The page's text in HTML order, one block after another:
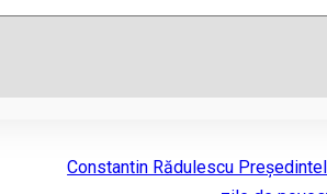
Constantin Rădulescu